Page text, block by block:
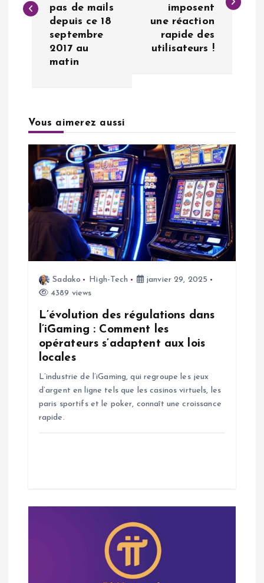
t
o
n
d
e
pas de mails
depuis ce 18
septembre
2017 au
matin
imposent
une réaction
rapide des
utilisateurs !
Vous aimerez aussi
Sadako High-Tech
janvier 29, 2025
4389 views
L’évolution des régulations dans
l’iGaming : Comment les
opérateurs s’adaptent aux lois
locales
L’industrie de l’iGaming, qui regroupe les jeux
d’argent en ligne tels que les casinos virtuels, les
paris sportifs et le poker, connaît une croissance
rapide.